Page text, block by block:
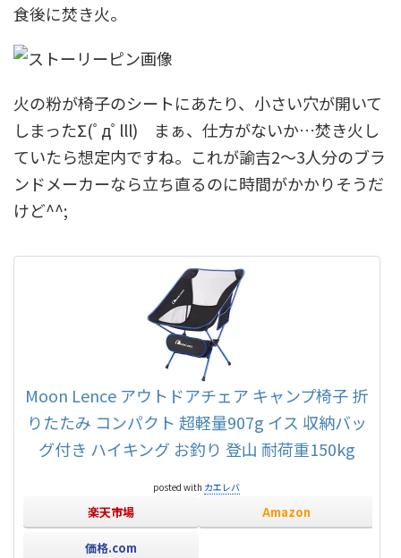
食後に焚き火。
火の粉が椅子のシートにあたり、小さい穴が開いて
しまったΣ(ﾟдﾟlll) まぁ、仕方がないか…焚き火し
ていたら想定内ですね。これが諭吉2～3人分のブラ
ンドメーカーなら立ち直るのに時間がかかりそうだ
けど^^;
Moon Lence アウトドアチェア キャンプ椅子 折
りたたみ コンパクト 超軽量907g イス 収納バッ
グ付き ハイキング お釣り 登山 耐荷重150kg
posted with カエレバ
楽天市場 Amazon
価格.com